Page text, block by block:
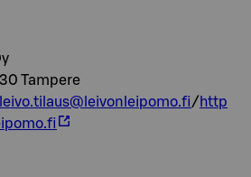
Tampere
leivo.tilaus@leivonleipomo.fi/ http